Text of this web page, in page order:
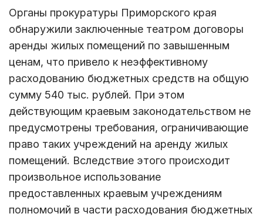
Органы прокуратуры Приморского края
обнаружили заключенные театром договоры
аренды жилых помещений по завышенным
ценам, что привело к неэффективному
расходованию бюджетных средств на общую
сумму 540 тыс. рублей. При этом
действующим краевым законодательством не
предусмотрены требования, ограничивающие
право таких учреждений на аренду жилых
помещений. Вследствие этого происходит
произвольное использование
предоставленных краевым учреждениям
полномочий в части расходования бюджетных